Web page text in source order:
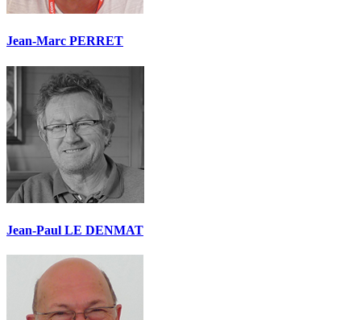
Jean-Marc PERRET
Jean-Paul LE DENMAT